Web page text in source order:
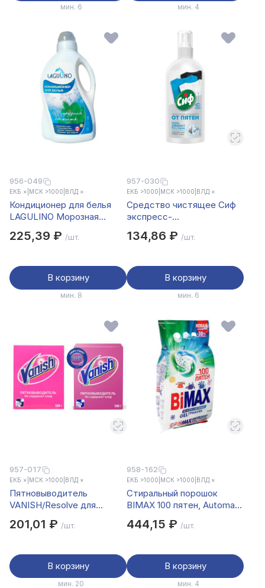
мин. 6 мин. 4
956-049
ЕКБ × МСК >1000 ВЛД ×
Кондиционер для белья
LAGULINO Морозная
225,39 ₽ /шт.
В корзину
мин. 8
957-030
ЕКБ >1000 МСК >1000 ВЛД ×
Средство чистящее Сиф
экспресс-
эффект без стирки, 100мл
134,86 ₽ /шт.
В корзину
мин. 6
957-017
ЕКБ × МСК >1000 ВЛД ×
Пятновыводитель
VANISH/Resolve для
к/к, 500г
201,01 ₽ /шт.
В корзину
мин. 20
958-162
ЕКБ >1000 МСК >1000 ВЛД ×
Стиральный порошок
BIMAX 100 пятен, Automat,
444,15 ₽ /шт.
В корзину
мин. 4